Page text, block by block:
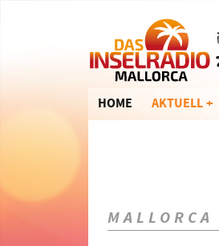
HOME AKTUELL
MALLORCA